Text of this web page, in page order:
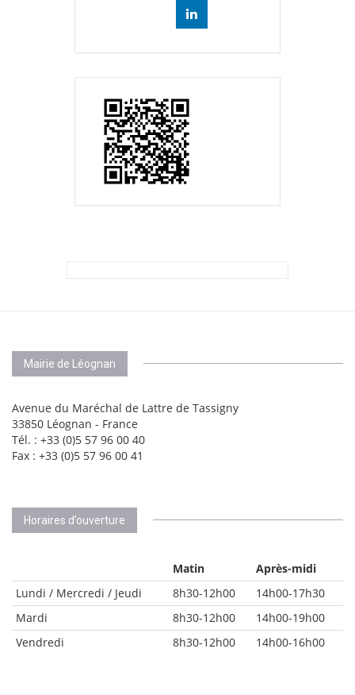
Mairie de Léognan
Avenue du Maréchal de Lattre de Tassigny
33850 Léognan - France
Tél. : +33 (0)5 57 96 00 40
Fax : +33 (0)5 57 96 00 41
Horaires d’ouverture
Matin
Après-midi
Lundi / Mercredi / Jeudi
8h30-12h00
14h00-17h30
Mardi
8h30-12h00
14h00-19h00
Vendredi
8h30-12h00 14h00-16h00